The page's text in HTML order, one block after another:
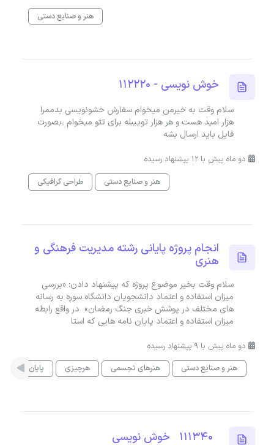
هنر و صنایع دستی
خوش نویسی - 112220
سلام وقت به خیرمن میخوام سفارش خشونویسی بدممرا
هزار امید هست و هر هزار توییبله برای تتو میخوام ،بصورت
فایل باید ارسال بشه
دو ماه پیش با 12 پیشنهاد رسیده
هنر و صنایع دستی
طراحی گرافیکی
انجام پروژه پایانی رشته مدیریت فرهنگی و
هنری
سلام وقت بخیر موضوع پروژه که پیشنهاد دادن: «بررسی
میزان استفاده و اعتماد دانشجویان دانشگاه سوره به رسانه
های مختلف در پوشش خبری جنگ رمضان» در واقع رابطه
میزان استفاده و اعتماد پایان نامه هایی که استا
دو ماه پیش با 9 پیشنهاد رسیده
هنر و صنایع دستی
هنرهای تجسمی هرچیزی پایان نامه